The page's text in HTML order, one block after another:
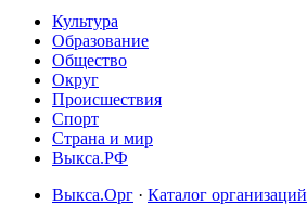
Культура
Образование
Общество
Округ
Происшествия
Спорт
Страна и мир
Выкса.РФ
Выкса.Орг · Каталог организаций